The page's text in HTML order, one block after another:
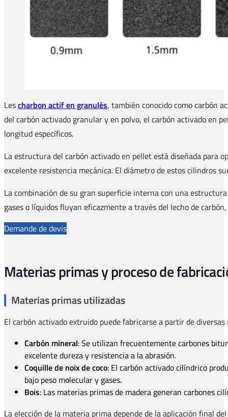
Lescharbon actif en granulés, también conocido como carbón
del carbón activado granular y en polvo, el carbón activado en
longitud específicos.
La estructura del carbón activado en pellet está diseñada para
excelente resistencia mecánica. El diámetro de estos cilindros
La combinación de su gran superficie interna con una
gases o líquidos fluyan eficazmente a través del lecho de
Demande de devis
Materias primas y proceso de
Materias primas utilizadas
El carbón activado extruido puede fabricarse a partir de
Carbón mineral: Se utilizan frecuentemente carbones
excelente dureza y resistencia a la abrasión.
Coquille de noix de coco: El carbón activado cilíndrico
bajo peso molecular y gases.
Bois: Las materias primas de madera generan carbones
La elección de la materia prima depende de la aplicación final